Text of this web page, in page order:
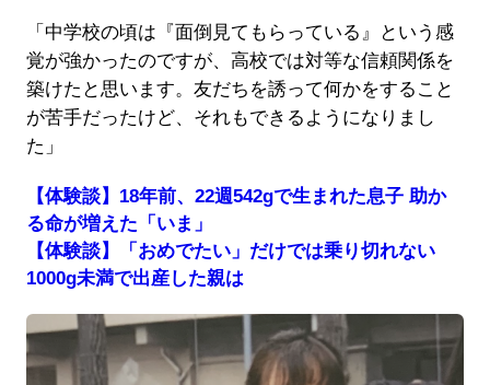
「中学校の頃は『面倒見てもらっている』という感
覚が強かったのですが、高校では対等な信頼関係を
築けたと思います。友だちを誘って何かをすること
が苦手だったけど、それもできるようになりまし
た」
【体験談】18年前、22週542gで生まれた息子 助か
る命が増えた「いま」
【体験談】「おめでたい」だけでは乗り切れない
1000g未満で出産した親は